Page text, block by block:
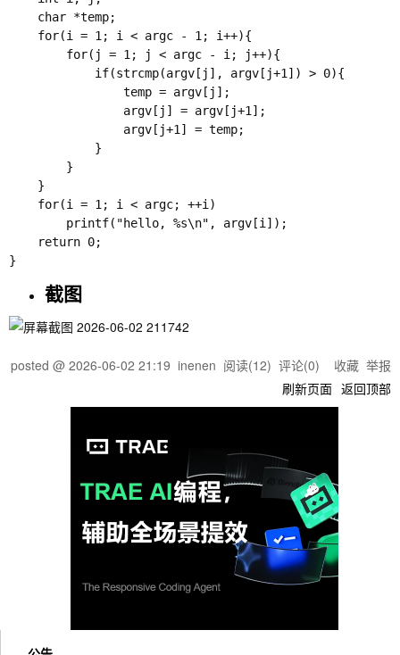
    char *temp;
    for(i = 1; i < argc - 1; i++){
        for(j = 1; j < argc - i; j++){
            if(strcmp(argv[j], argv[j+1]) > 0){
                temp = argv[j];
                argv[j] = argv[j+1];
                argv[j+1] = temp;
            }
        }
    }
    for(i = 1; i < argc; ++i)
        printf("hello, %s\n", argv[i]);
    return 0;
截图
posted @ 2026-06-02 21:19 inenen 阅读(12) 评论(0) 收藏 举报
刷新页面 返回顶部